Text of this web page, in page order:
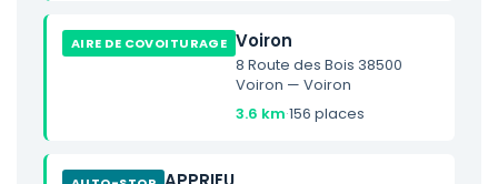
AIRE DE COVOITURAGE Voiron
8 Route des Bois 38500
Voiron — Voiron
3.6 km·156 places